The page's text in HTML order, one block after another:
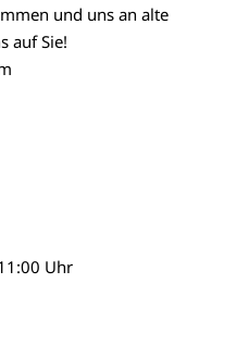
und uns an alte
auf Sie!
Uhr